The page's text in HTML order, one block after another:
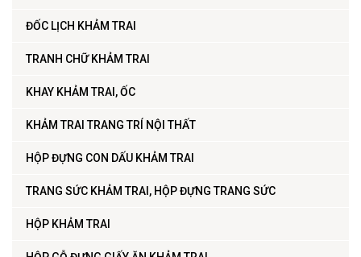
ĐỐC LỊCH KHẢM TRAI
TRANH CHỮ KHẢM TRAI
KHAY KHẢM TRAI, ỐC
KHẢM TRAI TRANG TRÍ NỘI THẤT
HỘP ĐỰNG CON DẤU KHẢM TRAI
TRANG SỨC KHẢM TRAI, HỘP ĐỰNG TRANG SỨC
HỘP KHẢM TRAI